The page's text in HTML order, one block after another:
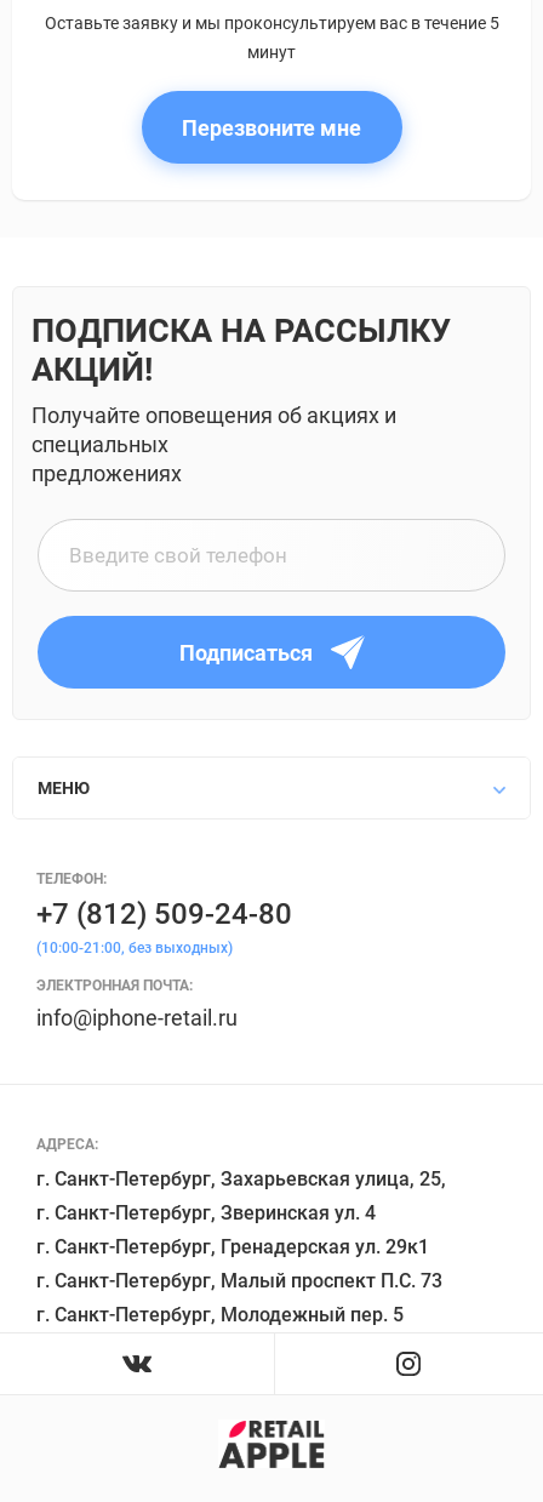
Оставьте заявку и мы проконсультируем вас в течение 5
минут
Перезвоните мне
ПОДПИСКА НА РАССЫЛКУ
АКЦИЙ!
Получайте оповещения об акциях и
специальных
предложениях
Подписаться
МЕНЮ
АДРЕСА:
г. Санкт-Петербург, Захарьевская улица, 25,
г. Санкт-Петербург, Зверинская ул. 4
г. Санкт-Петербург, Гренадерская ул. 29к1
г. Санкт-Петербург, Малый проспект П.С. 73
ТЕЛЕФОН:
+7 (812) 509-24-80
(10:00-21:00, без выходных)
ЭЛЕКТРОННАЯ ПОЧТА:
info@iphone-retail.ru